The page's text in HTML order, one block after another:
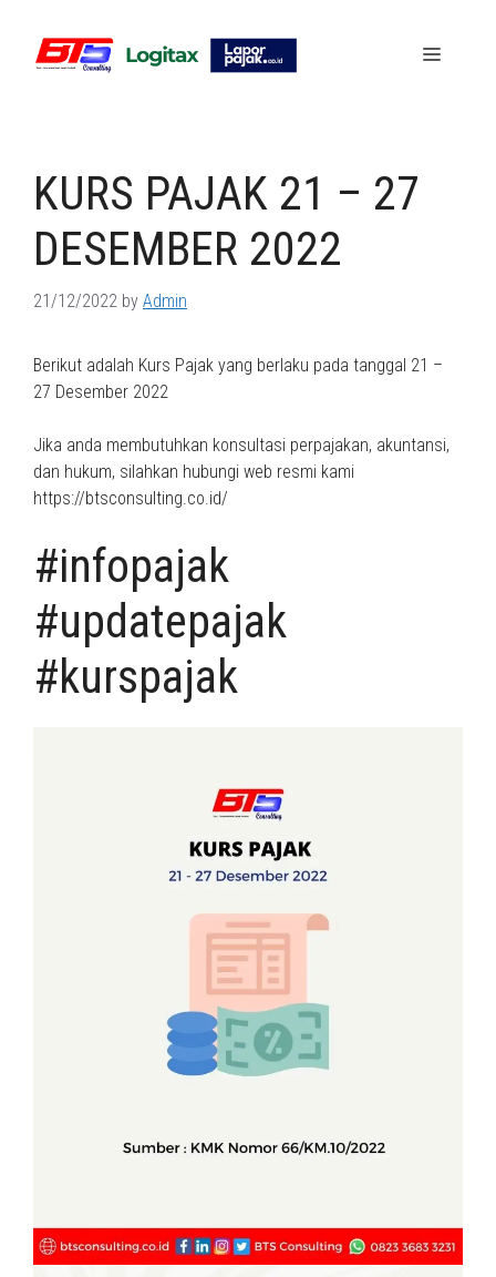
content
Menu
KURS PAJAK 21 – 27
DESEMBER 2022
21/12/2022 by Admin
Berikut adalah Kurs Pajak yang berlaku pada tanggal 21 –
27 Desember 2022
Jika anda membutuhkan konsultasi perpajakan, akuntansi,
dan hukum, silahkan hubungi web resmi kami
https://btsconsulting.co.id/
#infopajak
#updatepajak
#kurspajak